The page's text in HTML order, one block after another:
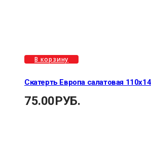
В корзину
Скатерть Европа салатовая
75.00РУБ.